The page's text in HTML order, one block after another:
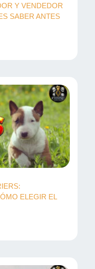
Y VENDEDOR
SABER ANTES
ELEGIR EL